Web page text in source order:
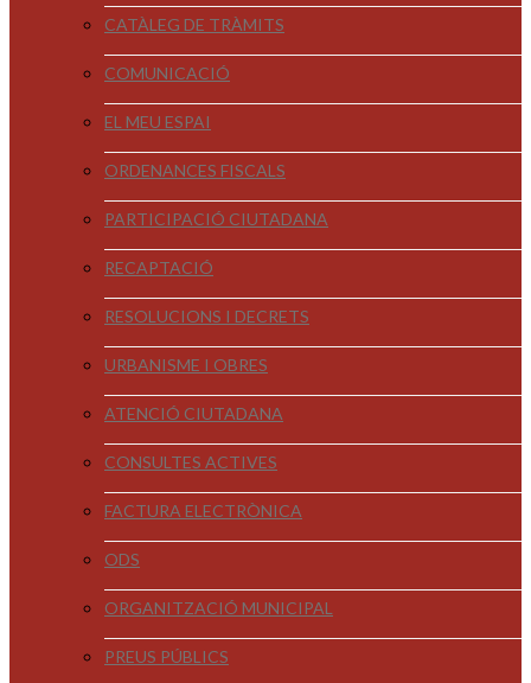
CATÀLEG DE TRÀMITS
COMUNICACIÓ
EL MEU ESPAI
ORDENANCES FISCALS
PARTICIPACIÓ CIUTADANA
RECAPTACIÓ
RESOLUCIONS I DECRETS
URBANISME I OBRES
ATENCIÓ CIUTADANA
CONSULTES ACTIVES
FACTURA ELECTRÒNICA
ODS
ORGANITZACIÓ MUNICIPAL
PREUS PÚBLICS